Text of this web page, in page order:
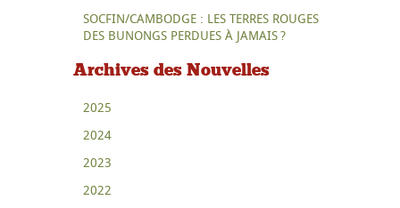
SOCFIN/CAMBODGE : LES TERRES ROUGES
DES BUNONGS PERDUES À JAMAIS ?
Archives des Nouvelles
2025
2024
2023
2022